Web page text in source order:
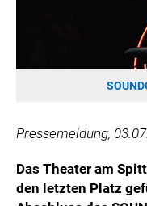
EWP RECYCLING PFAND
SPECIAL OLYMPICS
LOGOS
Pressemeldung,
Das Theater am
den letzten Platz